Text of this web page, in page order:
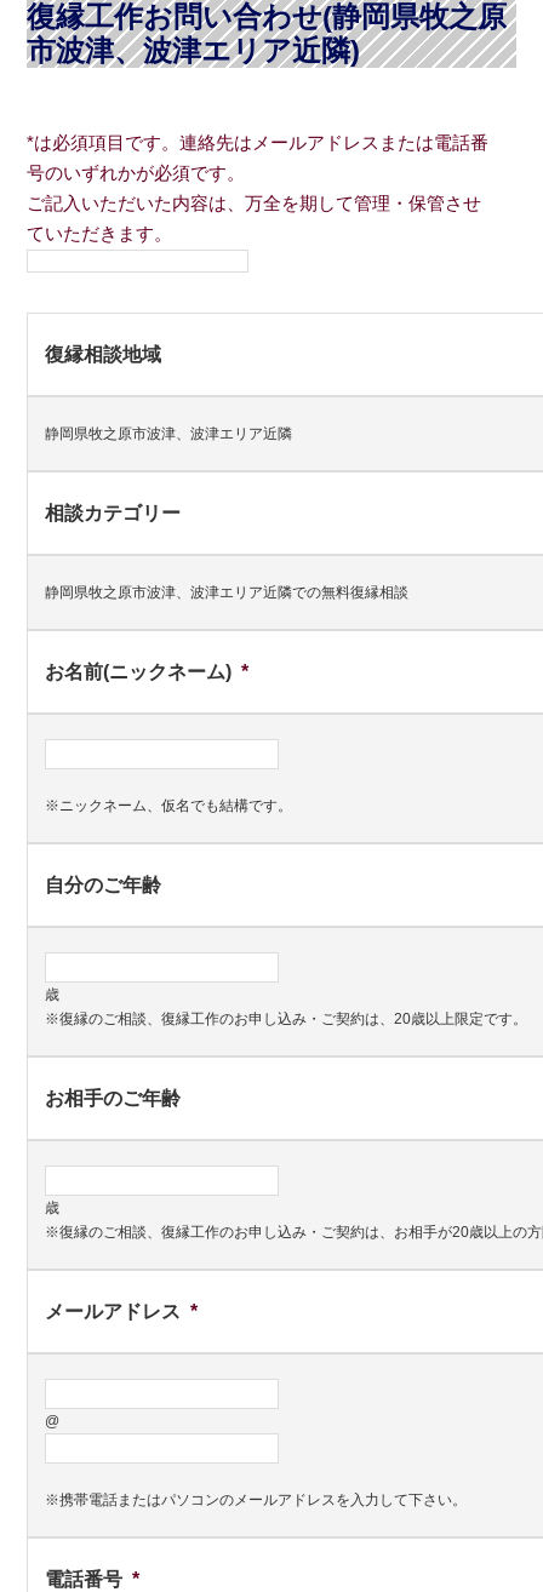
復縁工作お問い合わせ(静岡県牧之原
市波津、波津エリア近隣)
*は必須項目です。連絡先はメールアドレスまたは電話番
号のいずれかが必須です。
ご記入いただいた内容は、万全を期して管理・保管させ
ていただきます。
復縁相談地域
静岡県牧之原市波津、波津エリア近隣
相談カテゴリー
静岡県牧之原市波津、波津エリア近隣での無料復縁相談
お名前(ニックネーム) *
※ニックネーム、仮名でも結構です。
自分のご年齢
歳
※復縁のご相談、復縁工作のお申し込み・ご契約は、20歳以上限定です。
お相手のご年齢
歳
※復縁のご相談、復縁工作のお申し込み・ご契約は、お相手が20歳以上の
メールアドレス *
@
※携帯電話またはパソコンのメールアドレスを入力して下さい。
電話番号 *